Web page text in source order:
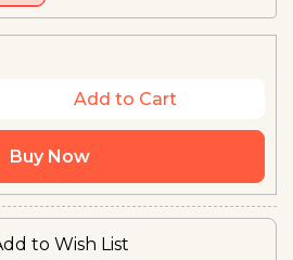
Add to Cart
Buy Now
to Wish List